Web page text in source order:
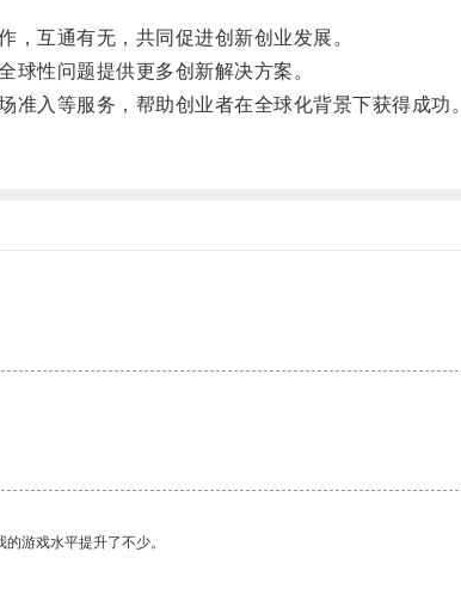
互通有无，共同促进创新创业发展。
性问题提供更多创新解决方案。
入等服务，帮助创业者在全球化背景下获得成功。
游戏水平提升了不少。